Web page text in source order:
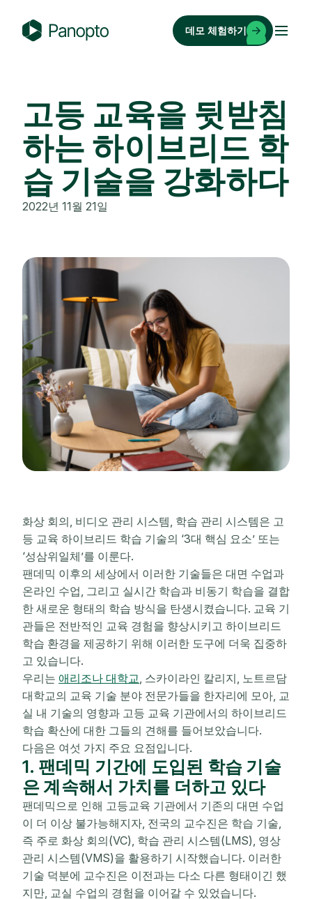
o
o
데모 체험하기
고등 교육을 뒷받침
하는 하이브리드 학
습 기술을 강화하다
2022년 11월 21일
화상 회의, 비디오 관리 시스템, 학습 관리 시스템은 고
등 교육 하이브리드 학습 기술의 ‘3대 핵심 요소’ 또는
‘성삼위일체’를 이룬다.
팬데믹 이후의 세상에서 이러한 기술들은 대면 수업과
온라인 수업, 그리고 실시간 학습과 비동기 학습을 결합
한 새로운 형태의 학습 방식을 탄생시켰습니다. 교육 기
관들은 전반적인 교육 경험을 향상시키고 하이브리드
학습 환경을 제공하기 위해 이러한 도구에 더욱 집중하
고 있습니다.
우리는 애리조나 대학교, 스카이라인 칼리지, 노트르담
대학교의 교육 기술 분야 전문가들을 한자리에 모아, 교
실 내 기술의 영향과 고등 교육 기관에서의 하이브리드
학습 확산에 대한 그들의 견해를 들어보았습니다.
다음은 여섯 가지 주요 요점입니다.
1. 팬데믹 기간에 도입된 학습 기술
은 계속해서 가치를 더하고 있다
팬데믹으로 인해 고등교육 기관에서 기존의 대면 수업
이 더 이상 불가능해지자, 전국의 교수진은 학습 기술,
즉 주로 화상 회의(VC), 학습 관리 시스템(LMS), 영상
관리 시스템(VMS)을 활용하기 시작했습니다. 이러한
기술 덕분에 교수진은 이전과는 다소 다른 형태이긴 했
지만, 교실 수업의 경험을 이어갈 수 있었습니다.